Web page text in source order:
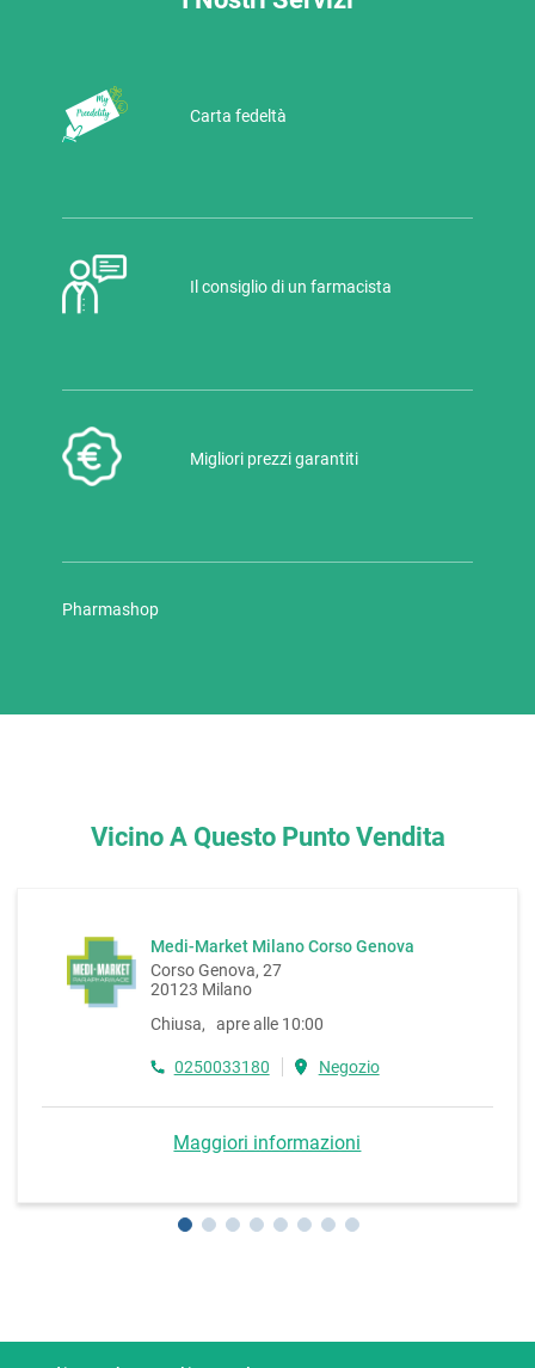
Carta fedeltà
Il consiglio di un farmacista
Migliori prezzi garantiti
Pharmashop
Vicino A Questo Punto Vendita
Medi-Market Milano Corso Genova
Corso Genova, 27
20123 Milano
Chiusa, apre alle 10:00
0250033180 Negozio
Maggiori informazioni